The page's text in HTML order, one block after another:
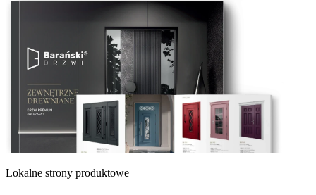
Lokalne strony produktowe